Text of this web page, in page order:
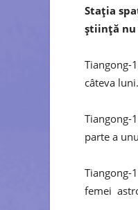
Stația
știință nu
Tiangong-
câteva luni.
Tiangong-
parte a
Tiangong-
femei